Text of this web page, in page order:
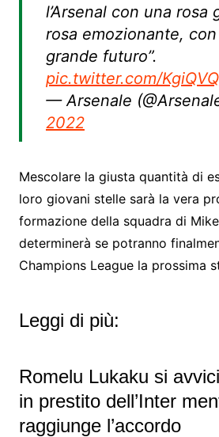
l’Arsenal con una rosa
rosa emozionante,
grande futuro”.
pic.twitter.com/
— Arsenale
2022
Mescolare la giusta quantità di
loro giovani stelle sarà la vera
formazione della squadra di
determinerà se potranno
Champions League la prossima
Leggi di più:
Romelu Lukaku si
in prestito dell’Inter
raggiunge l’accordo